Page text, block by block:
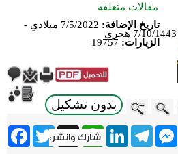
مقالات متعلقة
تاريخ الإضافة:
7/5/2022 ميلادي -
7/10/1443 هجري
الزيارات: 19757
بدون تشكيل
Twitter X
WhatsApp
LinkedInTelegram
Messenger